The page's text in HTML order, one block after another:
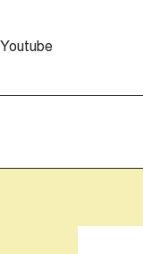
Youtube